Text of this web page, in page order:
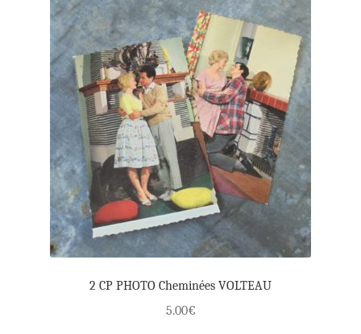
2 CP PHOTO Cheminées VOLTEAU
5.00€